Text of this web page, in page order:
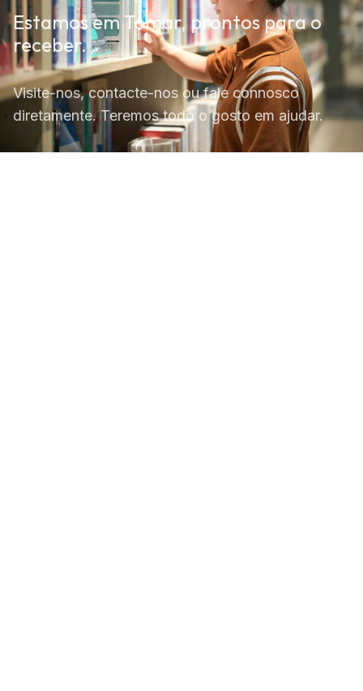
Estamos em Tomar, prontos para o
receber.
Visite-nos, contacte-nos ou fale connosco
diretamente. Teremos todo o gosto em ajudar.